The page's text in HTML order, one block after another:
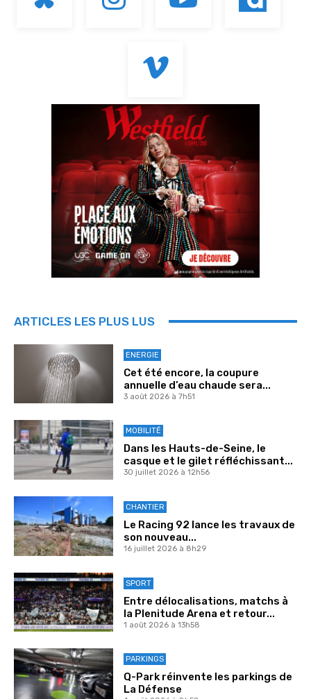
ARTICLES LES PLUS LUS
ENERGIE
Cet été encore, la coupure
annuelle d’eau chaude sera...
3 août 2026 à 7h51
MOBILITÉ
Dans les Hauts-de-Seine, le
casque et le gilet réfléchissant...
30 juillet 2026 à 12h56
CHANTIER
Le Racing 92 lance les travaux de
son nouveau...
16 juillet 2026 à 8h29
SPORT
Entre délocalisations, matchs à
la Plenitude Arena et retour...
1 août 2026 à 13h58
PARKINGS
Q-Park réinvente les parkings de
La Défense